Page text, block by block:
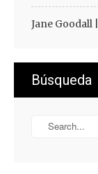
Jane Goodall
Búsqueda